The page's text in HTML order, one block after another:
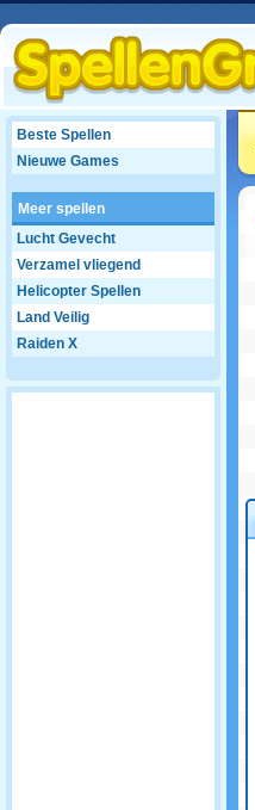
Beste Spellen
Nieuwe Games
Meer spellen
Lucht Gevecht
Verzamel vliegend
Helicopter Spellen
Land Veilig
Raiden X